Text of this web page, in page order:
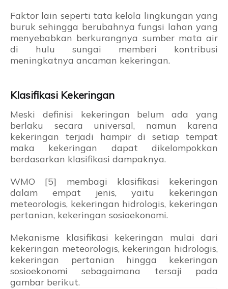
Faktor lain seperti tata kelola lingkungan yang
buruk sehingga berubahnya fungsi lahan yang
menyebabkan berkurangnya sumber mata air
di hulu sungai memberi kontribusi
meningkatnya ancaman kekeringan.
Klasifikasi Kekeringan
Meski definisi kekeringan belum ada yang
berlaku secara universal, namun karena
kekeringan terjadi hampir di setiap tempat
maka kekeringan dapat dikelompokkan
berdasarkan klasifikasi dampaknya.
WMO [5] membagi klasifikasi kekeringan
dalam empat jenis, yaitu kekeringan
meteorologis, kekeringan hidrologis, kekeringan
pertanian, kekeringan sosioekonomi.
Mekanisme klasifikasi kekeringan mulai dari
kekeringan meteorologis, kekeringan hidrologis,
kekeringan pertanian hingga kekeringan
sosioekonomi sebagaimana tersaji pada
gambar berikut.